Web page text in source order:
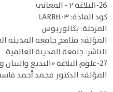
26-البلاغة ٢ - المعاني
كود المادة: LARB٤١٠٣
المرحلة: بكالوريوس
المؤلف: مناهج جامعة المدينة
الناشر: جامعة المدينة العالمية
27-علوم البلاغة «البديع والبيان والمعاني»
المؤلف: الدكتور محمد أحمد